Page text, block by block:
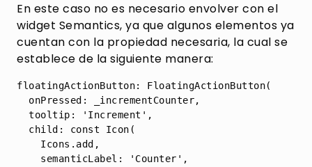
En este caso no es necesario envolver con el
widget Semantics, ya que algunos elementos ya
cuentan con la propiedad necesaria, la cual se
establece de la siguiente manera:
floatingActionButton: FloatingActionButton(
  onPressed: _incrementCounter,
  tooltip: 'Increment',
  child: const Icon(
    Icons.add,
    semanticLabel: 'Counter',